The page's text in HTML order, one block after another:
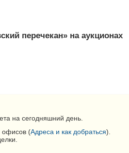
перечекан» на аукционах
на сегодняшний день.
офисов (Адреса и как добраться).